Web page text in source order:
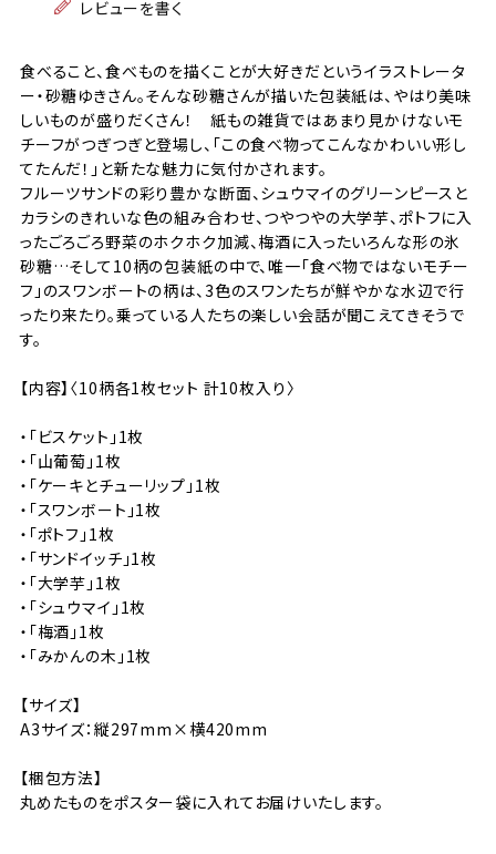
レビューを書く
食べること、食べものを描くことが大好きだというイラストレータ
ー・砂糖ゆきさん。そんな砂糖さんが描いた包装紙は、やはり美味
しいものが盛りだくさん！ 紙もの雑貨ではあまり見かけないモ
チーフがつぎつぎと登場し、「この食べ物ってこんなかわいい形し
てたんだ！」と新たな魅力に気付かされます。
フルーツサンドの彩り豊かな断面、シュウマイのグリーンピースと
カラシのきれいな色の組み合わせ、つやつやの大学芋、ポトフに入
ったごろごろ野菜のホクホク加減、梅酒に入ったいろんな形の氷
砂糖…そして10柄の包装紙の中で、唯一「食べ物ではないモチー
フ」のスワンボートの柄は、3色のスワンたちが鮮やかな水辺で行
ったり来たり。乗っている人たちの楽しい会話が聞こえてきそうで
す。
【内容】〈10柄各1枚セット 計10枚入り〉
・「ビスケット」1枚
・「山葡萄」1枚
・「ケーキとチューリップ」1枚
・「スワンボート」1枚
・「ポトフ」1枚
・「サンドイッチ」1枚
・「大学芋」1枚
・「シュウマイ」1枚
・「梅酒」1枚
・「みかんの木」1枚
【サイズ】
A3サイズ：縦297mm×横420mm
【梱包方法】
丸めたものをポスター袋に入れてお届けいたします。